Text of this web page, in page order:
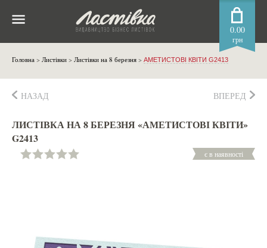
0.00
грн
Головна > Листівки > Листівки на 8 березня > АМЕТИСТОВІ КВІТИ G2413
НАЗАД ВПЕРЕД
ЛИСТІВКА НА 8 БЕРЕЗНЯ «АМЕТИСТОВІ КВІТИ»
G2413
є в наявності